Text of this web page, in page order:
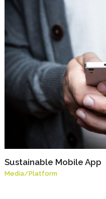
Sustainable Mobile App
Media/Platform